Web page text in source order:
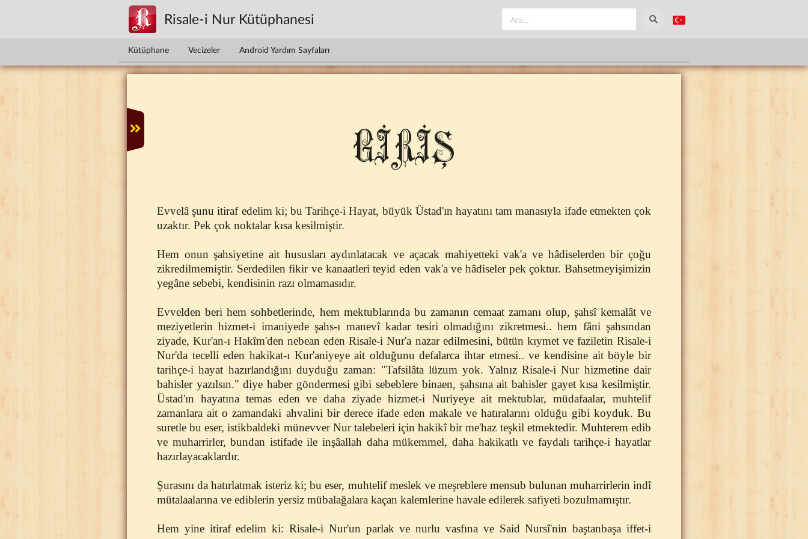
Risale-i Nur Kütüphanesi
Kütüphane Vecizeler Android Yardım Sayfaları
GİRİŞ
Evvelâ şunu itiraf edelim ki; bu Tarihçe-i Hayat, büyük Üstad'ın hayatını tam manasıyla ifade etmekten çok
uzaktır. Pek çok noktalar kısa kesilmiştir.
Hem onun şahsiyetine ait hususları aydınlatacak ve açacak mahiyetteki vak'a ve hâdiselerden bir çoğu
zikredilmemiştir. Serdedilen fikir ve kanaatleri teyid eden vak'a ve hâdiseler pek çoktur. Bahsetmeyişimizin
yegâne sebebi, kendisinin razı olmamasıdır.
Evvelden beri hem sohbetlerinde, hem mektublarında bu zamanın cemaat zamanı olup, şahsî kemalât ve
meziyetlerin hizmet-i imaniyede şahs-ı manevî kadar tesiri olmadığını zikretmesi.. hem fâni şahsından
ziyade, Kur'an-ı Hakîm'den nebean eden Risale-i Nur'a nazar edilmesini, bütün kıymet ve faziletin Risale-i
Nur'da tecelli eden hakikat-ı Kur'aniyeye ait olduğunu defalarca ihtar etmesi.. ve kendisine ait böyle bir
tarihçe-i hayat hazırlandığını duyduğu zaman: "Tafsilâta lüzum yok. Yalnız Risale-i Nur hizmetine dair
bahisler yazılsın." diye haber göndermesi gibi sebeblere binaen, şahsına ait bahisler gayet kısa kesilmiştir.
Üstad'ın hayatına temas eden ve daha ziyade hizmet-i Nuriyeye ait mektublar, müdafaalar, muhtelif
zamanlara ait o zamandaki ahvalini bir derece ifade eden makale ve hatıralarını olduğu gibi koyduk. Bu
suretle bu eser, istikbaldeki münevver Nur talebeleri için hakikî bir me'haz teşkil etmektedir. Muhterem edib
ve muharrirler, bundan istifade ile inşâallah daha mükemmel, daha hakikatlı ve faydalı tarihçe-i hayatlar
hazırlayacaklardır.
Şurasını da hatırlatmak isteriz ki; bu eser, muhtelif meslek ve meşreblere mensub bulunan muharrirlerin indî
mütalaalarına ve ediblerin yersiz mübalağalara kaçan kalemlerine havale edilerek safiyeti bozulmamıştır.
Hem yine itiraf edelim ki: Risale-i Nur'un parlak ve nurlu vasfına ve Said Nursî'nin baştanbaşa iffet-i